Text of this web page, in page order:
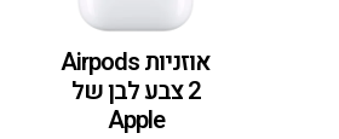
אוזניות Airpods
2 צבע לבן של
Apple